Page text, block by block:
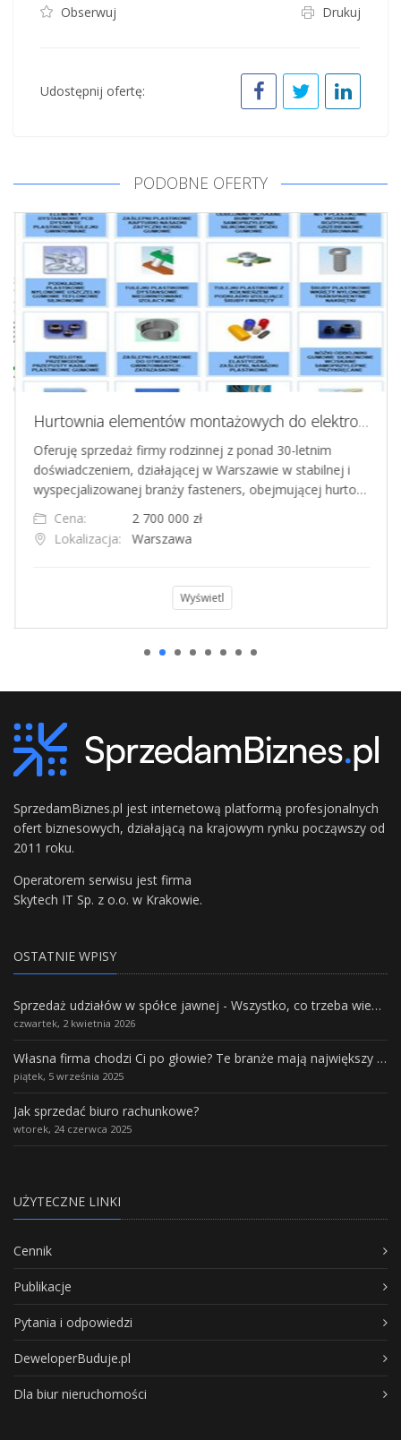
Obserwuj Drukuj
Udostępnij ofertę:
PODOBNE OFERTY
Hurtownia elementów montażowych do elektroniki
Oferuję sprzedaż firmy rodzinnej z ponad 30-letnim
doświadczeniem, działającej w Warszawie w stabilnej i
wyspecjalizowanej branży fasteners, obejmującej hurto…
Cena:
2 700 000 zł
Lokalizacja:
Warszawa
Wyświetl
SprzedamBiznes.pl jest internetową platformą profesjonalnych
ofert biznesowych, działającą na krajowym rynku począwszy od
2011 roku.
Operatorem serwisu jest firma
Skytech IT Sp. z o.o. w Krakowie.
OSTATNIE WPISY
Sprzedaż udziałów w spółce jawnej - Wszystko, co trzeba wiedzieć.
czwartek, 2 kwietnia 2026
Własna firma chodzi Ci po głowie? Te branże mają największy potencjał rozwoju
piątek, 5 września 2025
Jak sprzedać biuro rachunkowe?
wtorek, 24 czerwca 2025
UŻYTECZNE LINKI
Cennik
Publikacje
Pytania i odpowiedzi
DeweloperBuduje.pl
Dla biur nieruchomości